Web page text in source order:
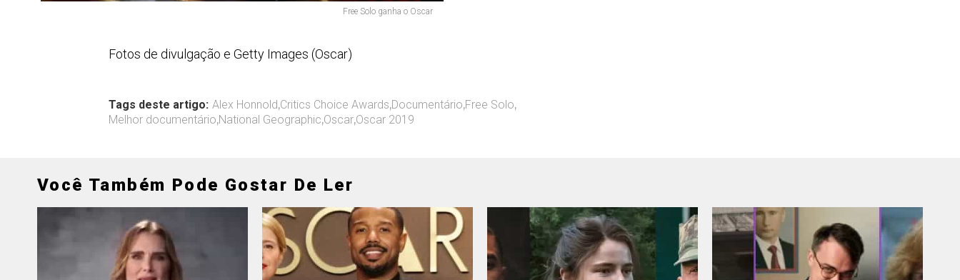
Free Solo ganha o Oscar
Fotos de divulgação e Getty Images (Oscar)
Tags deste artigo: Alex Honnold,Critics Choice Awards,Documentário,Free Solo,
Melhor documentário,National Geographic,Oscar,Oscar 2019
Você Também Pode Gostar De Ler